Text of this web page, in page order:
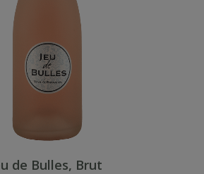
de Bulles, Brut